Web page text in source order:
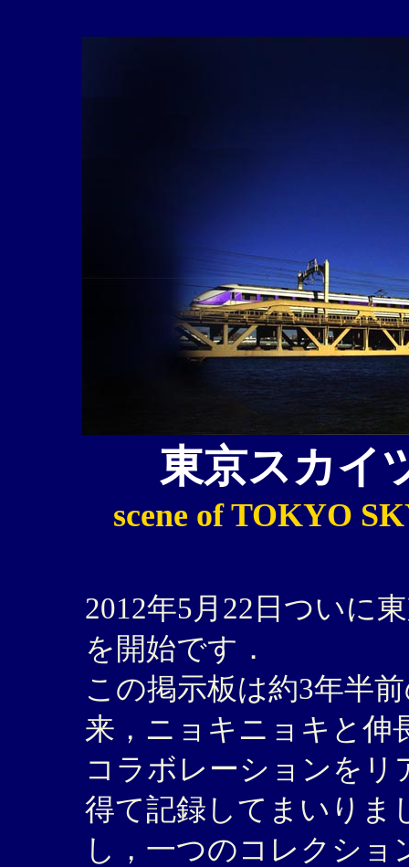
東京スカイ
scene of TOKYO
2012年5月22日ついに
を開始です．
この掲示板は約3年半
来，ニョキニョキと伸
コラボレーションを
得て記録してまいりま
し，一つのコレクシ